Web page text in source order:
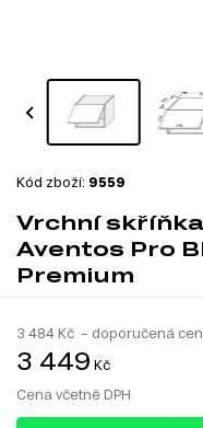
Kód zboží: 9559
Vrchní
Aventos Pro
Premium
3 484 Kč – doporučená
3 449 Kč
Cena včetně DPH